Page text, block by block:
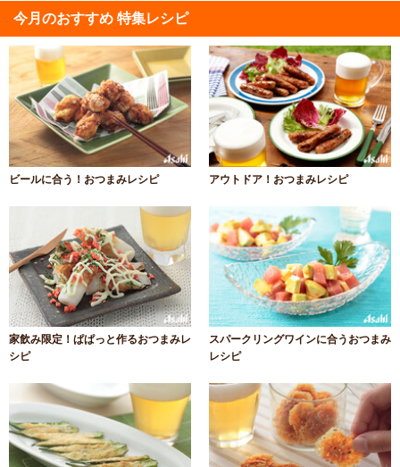
今月のおすすめ 特集レシピ
ビールに合う！おつまみレシピ アウトドア！おつまみレシピ
家飲み限定！ぱぱっと作るおつまみレ
シピ
スパークリングワインに合うおつまみ
レシピ